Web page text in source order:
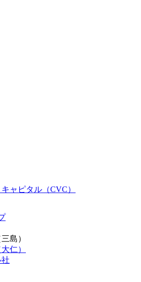
ャピタル（CVC）
島）
仁）